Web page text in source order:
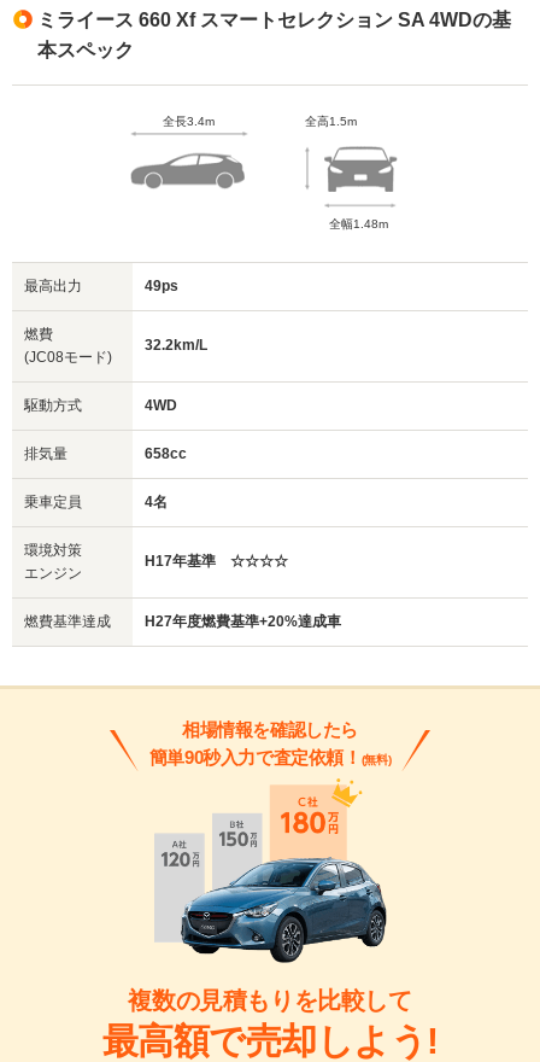
ミライース 660 Xf スマートセレクション SA 4WDの基
本スペック
全長3.4m 全高1.5m
全幅1.48m
最高出力 49ps
燃費
(JC08モード)
32.2km/L
駆動方式 4WD
排気量 658cc
乗車定員 4名
環境対策
エンジン
H17年基準 ☆☆☆☆
燃費基準達成 H27年度燃費基準+20%達成車
相場情報を確認したら
簡単90秒入力で査定依頼！ (無料)
複数の見積もりを比較して
最高額で売却しよう!